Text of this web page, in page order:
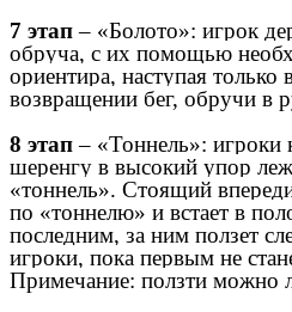
7 этап– «Болото»: игрок
обруча, с их помощью
ориентира, наступая
возвращении бег, обручи в
8 этап– «Тоннель»: игроки
шеренгу в высокий упор
«тоннель». Стоящий
по «тоннелю» и встает в
последним, за ним ползет
игроки, пока первым не
Примечание: ползти можно